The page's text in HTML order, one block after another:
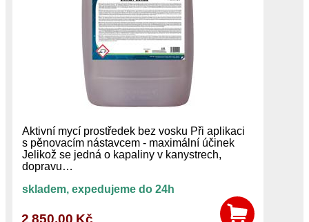
Aktivní mycí prostředek bez vosku Při aplikaci
s pěnovacím nástavcem - maximální účinek
Jelikož se jedná o kapaliny v kanystrech,
dopravu…
skladem, expedujeme do 24h
2 850,00 Kč